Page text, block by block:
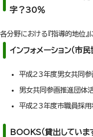
字？30％
各分野における『指導的地位
インフォメーション（市
平成23年度男女共同参
男女共同参画推進団体
平成23年度市職員採用
BOOKS（貸出していま